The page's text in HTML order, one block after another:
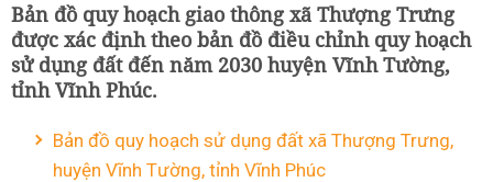
Bản đồ quy hoạch giao thông xã Thượng Trưng
được xác định theo bản đồ điều chỉnh quy hoạch
sử dụng đất đến năm 2030 huyện Vĩnh Tường,
tỉnh Vĩnh Phúc.
Bản đồ quy hoạch sử dụng đất xã Thượng Trưng,
huyện Vĩnh Tường, tỉnh Vĩnh Phúc